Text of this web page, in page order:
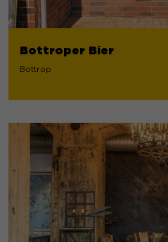
Bottroper Bier
Bottrop